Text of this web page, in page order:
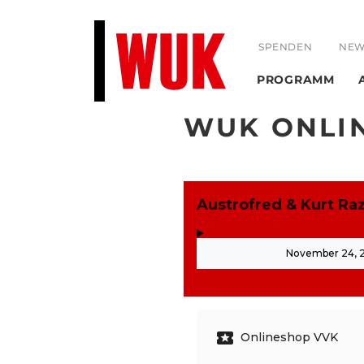
SPENDEN
PROGRAMM
WUK